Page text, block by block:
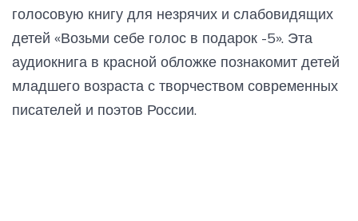
голосовую книгу для незрячих и слабовидящих
детей «Возьми себе голос в подарок -5». Эта
аудиокнига в красной обложке познакомит детей
младшего возраста с творчеством современных
писателей и поэтов России.